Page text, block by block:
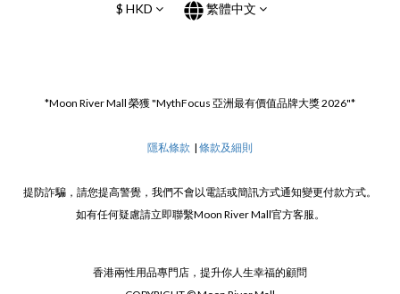
$ HKD 繁體中文
*Moon River Mall 榮獲 "MythFocus 亞洲最有價值品牌大獎 2026"*
隱私條款 | 條款及細則
提防詐騙，請您提高警覺，我們不會以電話或簡訊方式通知變更付款方式。
如有任何疑慮請立即聯繫Moon River Mall官方客服。
香港兩性用品專門店，提升你人生幸福的顧問